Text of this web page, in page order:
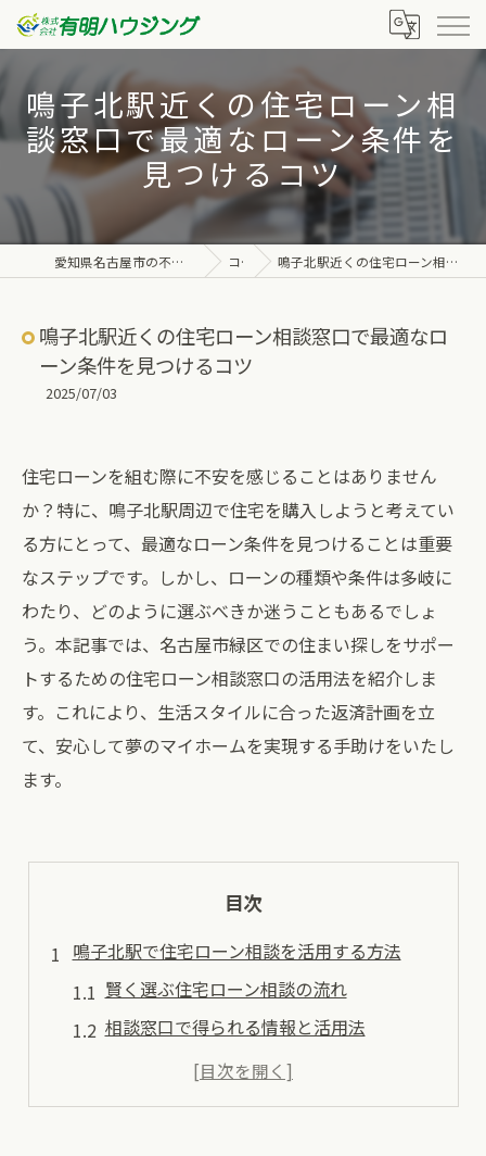
鳴子北駅近くの住宅ローン相
談窓口で最適なローン条件を
見つけるコツ
愛知県名古屋市の不動産なら株式会社有明ハウジング コラム 鳴子北駅近くの住宅ローン相談窓口で最適なローン条件を見つけるコツ
鳴子北駅近くの住宅ローン相談窓口で最適なロ
ーン条件を見つけるコツ
2025/07/03
住宅ローンを組む際に不安を感じることはありません
か？特に、鳴子北駅周辺で住宅を購入しようと考えてい
る方にとって、最適なローン条件を見つけることは重要
なステップです。しかし、ローンの種類や条件は多岐に
わたり、どのように選ぶべきか迷うこともあるでしょ
う。本記事では、名古屋市緑区での住まい探しをサポー
トするための住宅ローン相談窓口の活用法を紹介しま
す。これにより、生活スタイルに合った返済計画を立
て、安心して夢のマイホームを実現する手助けをいたし
ます。
目次
鳴子北駅で住宅ローン相談を活用する方法
賢く選ぶ住宅ローン相談の流れ
相談窓口で得られる情報と活用法
ローン相談で知る金利の違い
専門家に聞く住宅ローンのポイント